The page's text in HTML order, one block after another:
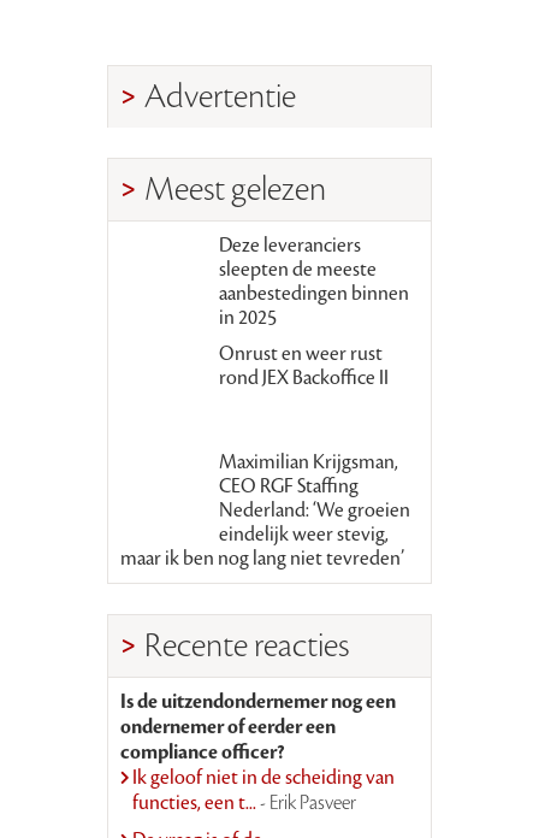
Advertentie
Meest gelezen
Deze leveranciers
sleepten de meeste
aanbestedingen binnen
in 2025
Onrust en weer rust
rond JEX Backoffice II
Maximilian Krijgsman,
CEO RGF Staffing
Nederland: ‘We groeien
eindelijk weer stevig,
maar ik ben nog lang niet tevreden’
Recente reacties
Is de uitzendondernemer nog een
ondernemer of eerder een
compliance officer?
Ik geloof niet in de scheiding van
functies, een t...- Erik Pasveer